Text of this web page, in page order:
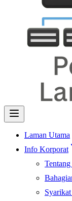
Laman Utama
Info Korporat